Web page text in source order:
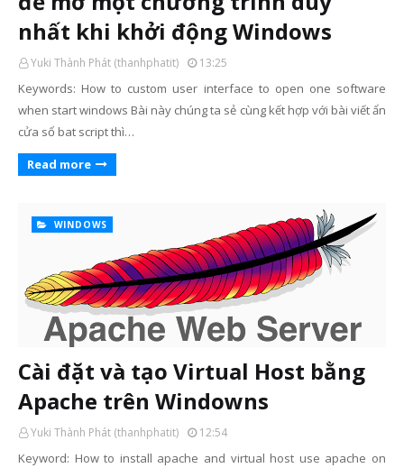
nhất khi khởi động Windows
Yuki Thành Phát (thanhphatit) 13:25
Keywords: How to custom user interface to open one software
when start windows Bài này chúng ta sẻ cùng kết hợp với bài viết ẩn
cửa sổ bat script thì…
Read more
WINDOWS
Cài đặt và tạo Virtual Host bằng
Apache trên Windowns
Yuki Thành Phát (thanhphatit) 12:54
Keyword: How to install apache and virtual host use apache on